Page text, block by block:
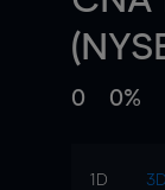
0 0%
1D 3D